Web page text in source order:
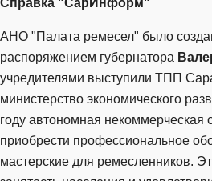
АНО "Палата ремесел" было
распоряжением губернатора
учредителями выступили ТПП
министерство экономического
году автономная некоммерческая
приобрести профессиональное
мастерские для ремесленников.